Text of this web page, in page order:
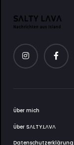
Über mich
Über SΛLTY.LΛVΛ
Datenschutzerklärung